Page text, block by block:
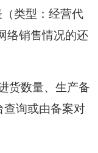
类型：经营代
络销售情况的还
货数量、生产备
查询或由备案对